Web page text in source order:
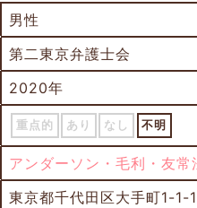
男性
第二東京弁護士会
2020年
重点的 あり なし 不明
アンダーソン・毛利・友
東京都千代田区大手町1-1-